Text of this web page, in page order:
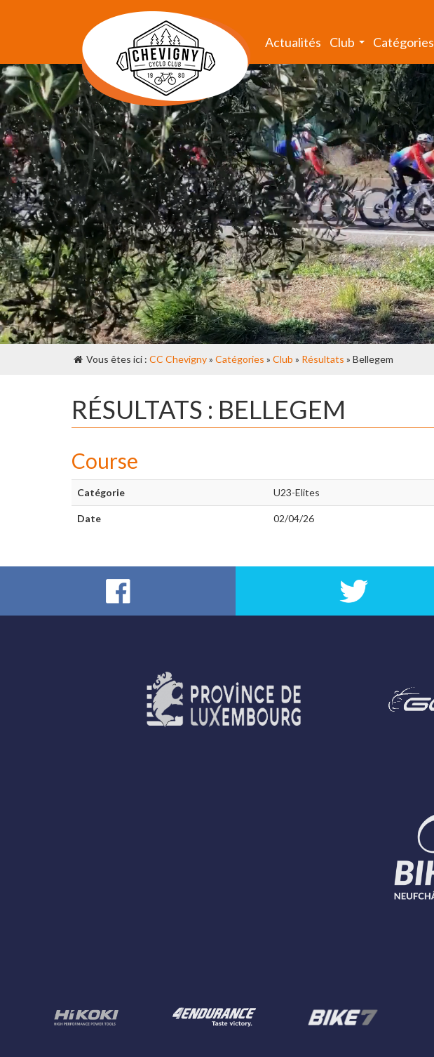
Actualités Club Catégories
Vous êtes ici : CC Chevigny» Catégories » Club » Résultats » Bellegem
RÉSULTATS : BELLEGEM
Course
Catégorie U23-Elites
Date 02/04/26